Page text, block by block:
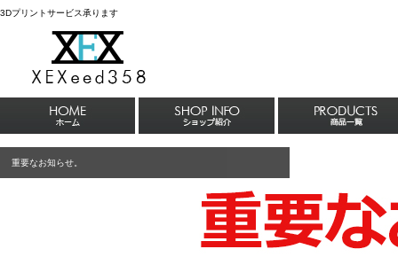
3Dプリントサービス承ります
重要なお知らせ。